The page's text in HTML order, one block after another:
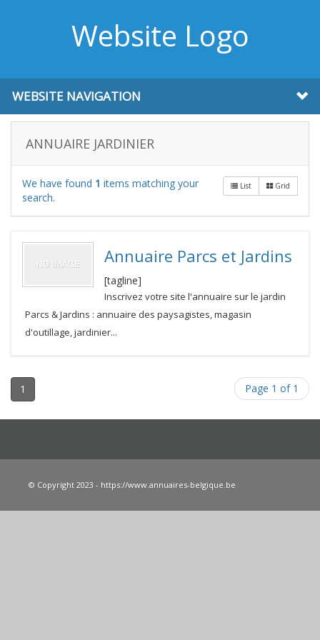
Website Logo
WEBSITE NAVIGATION
ANNUAIRE JARDINIER
List Grid
We have found 1 items matching your
search.
Annuaire Parcs et Jardins
[tagline]
Inscrivez votre site l'annuaire sur le jardin
Parcs & Jardins : annuaire des paysagistes, magasin
d'outillage, jardinier...
1 Page 1 of 1
© Copyright 2023 - https://www.annuaires-belgique.be